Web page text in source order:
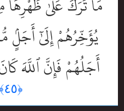
يُؤَخِّرُهُمْ إِلَىٰٓ أَجَلٍۢ
أَجَلُهُمْ فَإِنَّ ٱللَّهَ
﴿٤٥﴾